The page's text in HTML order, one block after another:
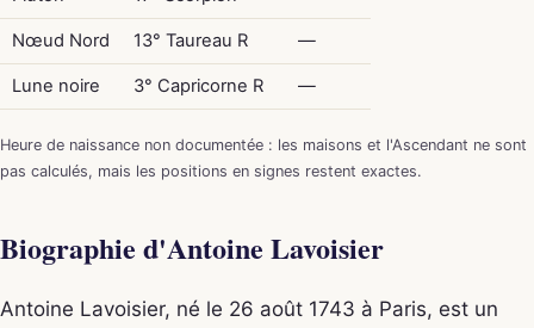
Nœud Nord 13° Taureau R —
Lune noire 3° Capricorne R —
Heure de naissance non documentée : les maisons et l'Ascendant ne sont
pas calculés, mais les positions en signes restent exactes.
Biographie d'Antoine Lavoisier
Antoine Lavoisier, né le 26 août 1743 à Paris, est un